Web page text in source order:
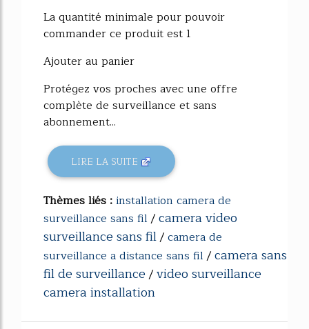
La quantité minimale pour pouvoir
commander ce produit est 1
Ajouter au panier
Protégez vos proches avec une offre
complète de surveillance et sans
abonnement...
LIRE LA SUITE
Thèmes liés :installation camera de
surveillance sans fil/camera video
surveillance sans fil/camera de
surveillance a distance sans fil/camera sans
fil de surveillance/video surveillance
camera installation